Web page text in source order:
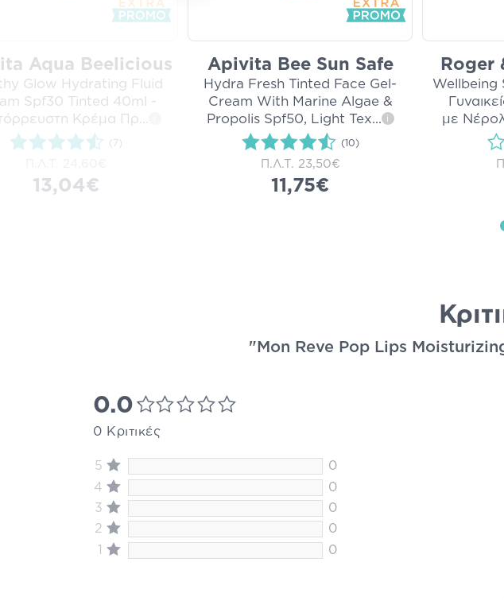
Aqua Beelicious
Glow Hydrating Fluid
Spf30 Tinted 40ml -
Κρέμα Πρ
(7)
13,04€
Apivita Bee Sun Safe
Hydra Fresh Tinted Face Gel-
Cream With Marine Algae &
Propolis Spf50, Light Tex... i
(10)
Π.Λ.Τ. 23,50€
11,75€
Roger
Wellbeing
με
"Mon Reve Pop Lips
0.0
0 Κριτικές
5
0
4
0
3
0
2
0
1
0